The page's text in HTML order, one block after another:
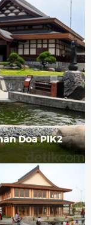
Doa PIK2